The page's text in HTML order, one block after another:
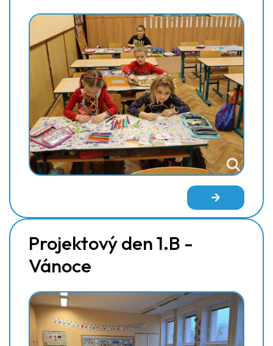
Projektový den 1.B -
Vánoce